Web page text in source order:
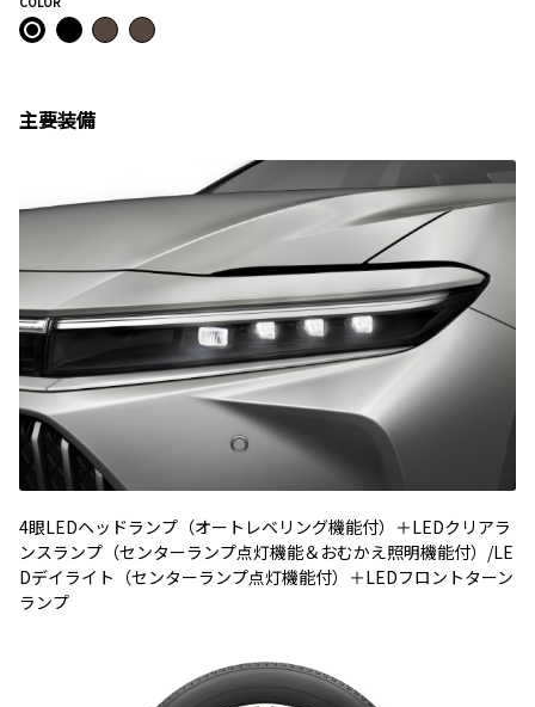
主要装備
4眼LEDヘッドランプ（オートレベリング機能付）＋LEDクリアラ
ンスランプ（センターランプ点灯機能＆おむかえ照明機能付）/LE
Dデイライト（センターランプ点灯機能付）＋LEDフロントターン
ランプ